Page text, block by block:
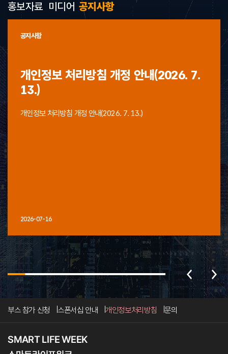
공지사항
공지사항
개인정보 처리방침 개정 안내(2026. 7.
13.)
개인정보 처리방침 개정 안내(2026. 7. 13.)
2026-07-16
홍보자료 미디어
부스 참가 신청 스폰서십 안내 개인정보처리방침 문의